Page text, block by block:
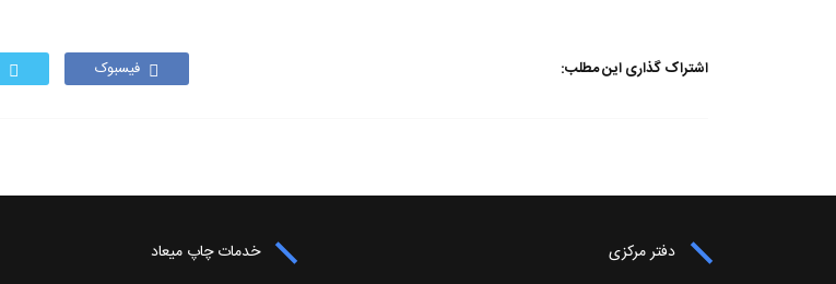
اشتراک گذاری این مطلب: فیسبوک
دفتر مرکزی خدمات چاپ میعاد